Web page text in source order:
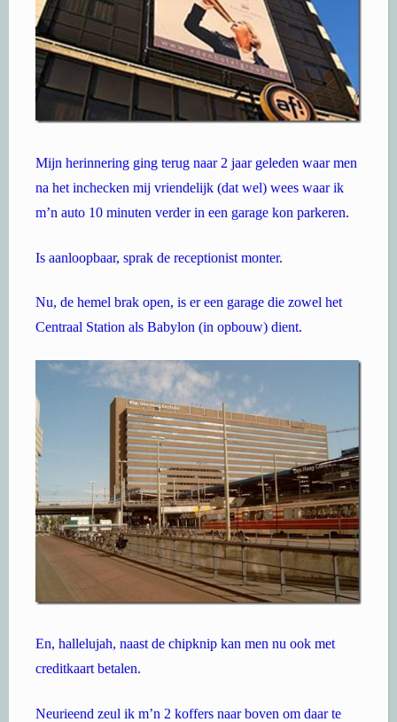
Mijn herinnering ging terug naar 2 jaar geleden waar men
na het inchecken mij vriendelijk (dat wel) wees waar ik
m’n auto 10 minuten verder in een garage kon parkeren.
Is aanloopbaar, sprak de receptionist monter.
Nu, de hemel brak open, is er een garage die zowel het
Centraal Station als Babylon (in opbouw) dient.
En, hallelujah, naast de chipknip kan men nu ook met
creditkaart betalen.
Neurieend zeul ik m’n 2 koffers naar boven om daar te